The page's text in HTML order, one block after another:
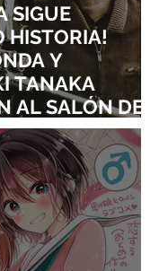
SIGUE
HISTORIA!
Y
TANAKA
AL SALÓN DE
LOS EFECTOS